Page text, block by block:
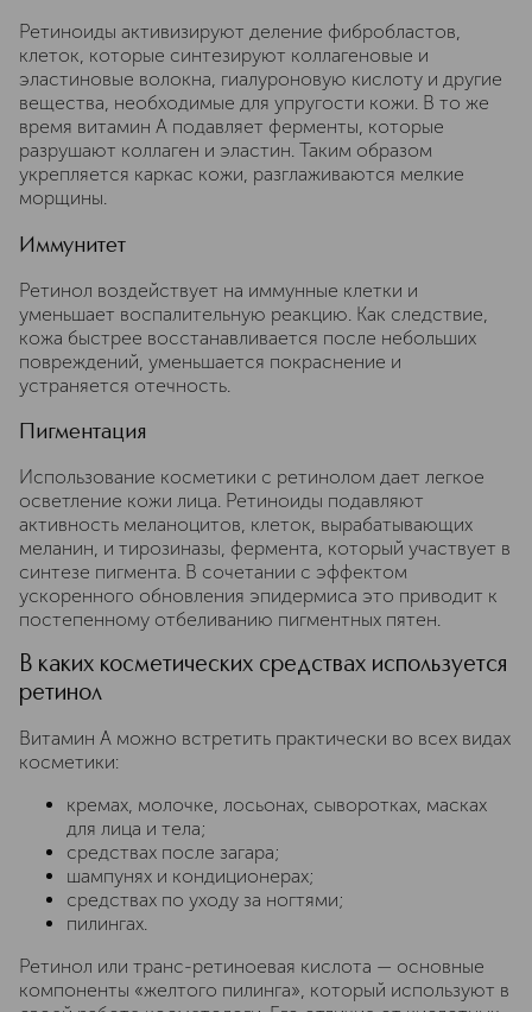
Ретиноиды активизируют деление фибробластов,
клеток, которые синтезируют коллагеновые и
эластиновые волокна, гиалуроновую кислоту и другие
вещества, необходимые для упругости кожи. В то же
время витамин A подавляет ферменты, которые
разрушают коллаген и эластин. Таким образом
укрепляется каркас кожи, разглаживаются мелкие
морщины.
Иммунитет
Ретинол воздействует на иммунные клетки и
уменьшает воспалительную реакцию. Как следствие,
кожа быстрее восстанавливается после небольших
повреждений, уменьшается покраснение и
устраняется отечность.
Пигментация
Использование косметики с ретинолом дает легкое
осветление кожи лица. Ретиноиды подавляют
активность меланоцитов, клеток, вырабатывающих
меланин, и тирозиназы, фермента, который участвует в
синтезе пигмента. В сочетании с эффектом
ускоренного обновления эпидермиса это приводит к
постепенному отбеливанию пигментных пятен.
В каких косметических средствах используется
ретинол
Витамин A можно встретить практически во всех видах
косметики:
кремах, молочке, лосьонах, сыворотках, масках
для лица и тела;
средствах после загара;
шампунях и кондиционерах;
средствах по уходу за ногтями;
пилингах.
Ретинол или транс-ретиноевая кислота — основные
компоненты «желтого пилинга», который используют в